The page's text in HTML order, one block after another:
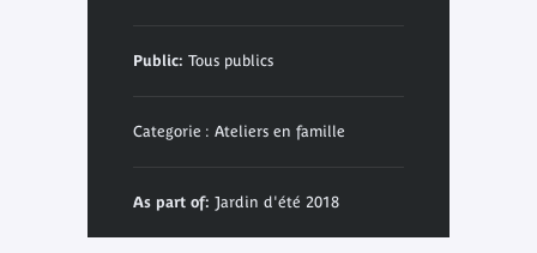
Public: Tous publics
Categorie : Ateliers en famille
As part of: Jardin d'été 2018